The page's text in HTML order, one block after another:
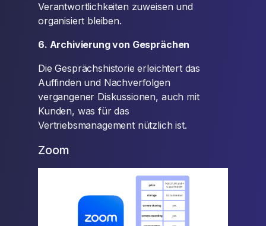
Verantwortlichkeiten zuweisen und
organisiert bleiben.
6. Archivierung von Gesprächen
Die Gesprächshistorie erleichtert das
Auffinden und Nachverfolgen
vergangener Diskussionen, auch mit
Kunden, was für das
Vertriebsmanagement nützlich ist.
Zoom